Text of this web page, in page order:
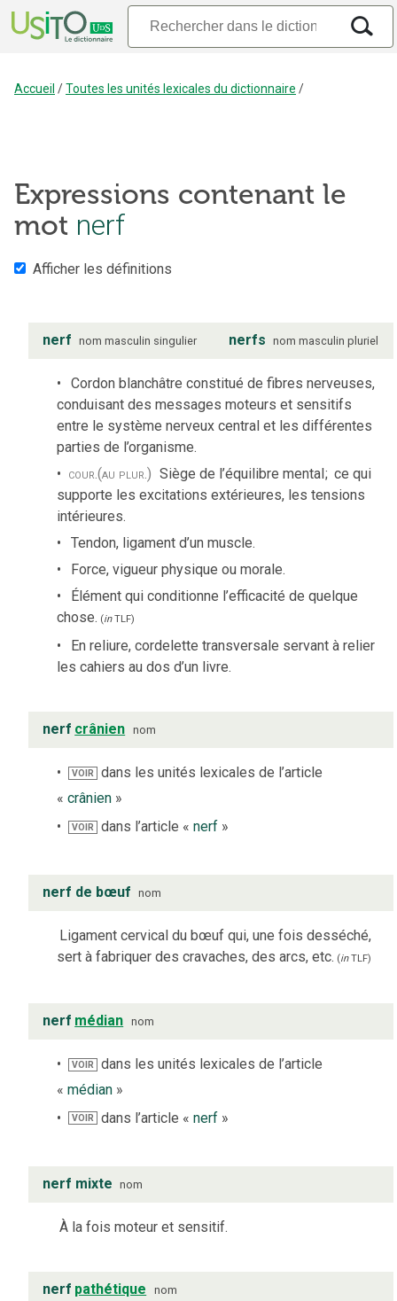
Accueil /Toutes les unités lexicales du dictionnaire /
Expressions contenant le
mot nerf
Afficher les définitions
nerf nom masculin singulier nerfs nom masculin pluriel
Cordon blanchâtre constitué de fibres nerveuses,
conduisant des messages moteurs et sensitifs
entre le système nerveux central et les différentes
parties de l’organisme.
cour.(au plur.) Siège de l’équilibre mental; ce qui
supporte les excitations extérieures, les tensions
intérieures.
Tendon, ligament d’un muscle.
Force, vigueur physique ou morale.
Élément qui conditionne l’efficacité de quelque
chose. (inTLF)
En reliure, cordelette transversale servant à relier
les cahiers au dos d’un livre.
nerf crânien nom
VOIR
dans les unités lexicales de l’article
« crânien »
VOIR dans l’article «nerf »
nerf de bœuf nom
Ligament cervical du bœuf qui, une fois desséché,
sert à fabriquer des cravaches, des arcs, etc. (inTLF)
nerf médian nom
VOIR
dans les unités lexicales de l’article
« médian »
VOIR dans l’article «nerf »
nerf mixte nom
À la fois moteur et sensitif.
nerf pathétique nom